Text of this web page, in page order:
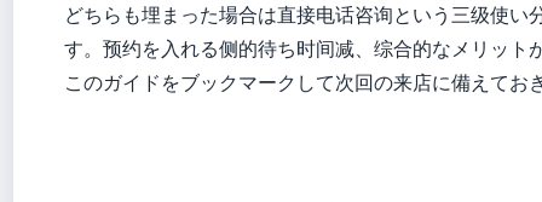
どちらも埋まった場合は直接电话咨询という三级使い
す。预约を入れる侧的待ち时间减、综合的なメリット
このガイドをブックマークして次回の来店に備えてお